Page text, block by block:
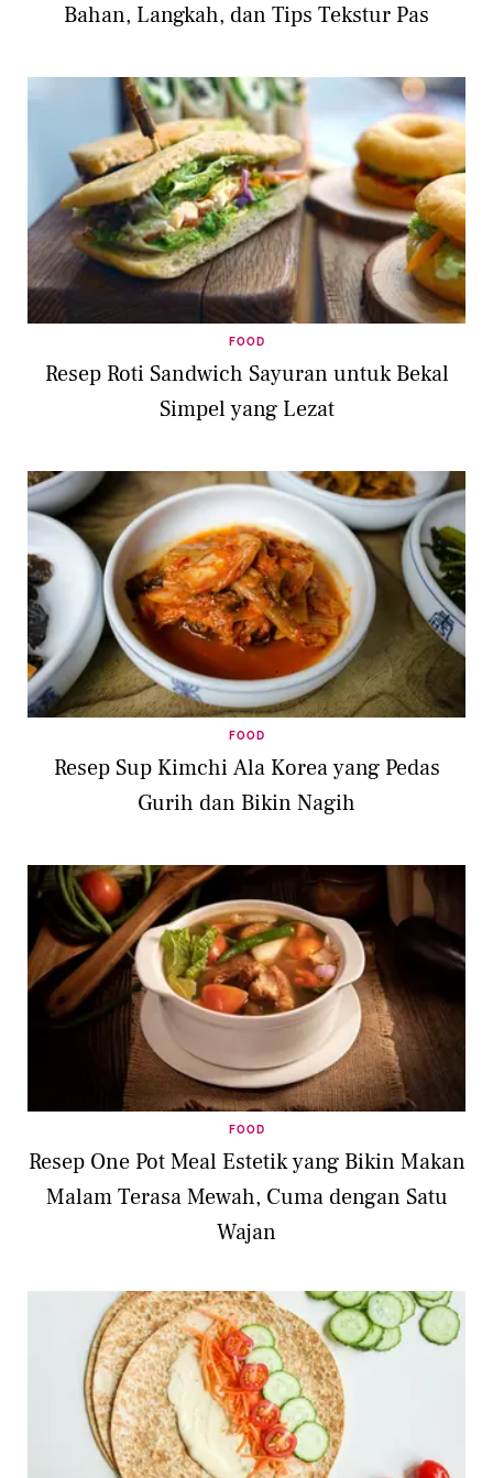
Bahan, Langkah, dan Tips Tekstur Pas
FOOD
Resep Roti Sandwich Sayuran untuk Bekal
Simpel yang Lezat
FOOD
Resep Sup Kimchi Ala Korea yang Pedas
Gurih dan Bikin Nagih
FOOD
Resep One Pot Meal Estetik yang Bikin Makan
Malam Terasa Mewah, Cuma dengan Satu
Wajan